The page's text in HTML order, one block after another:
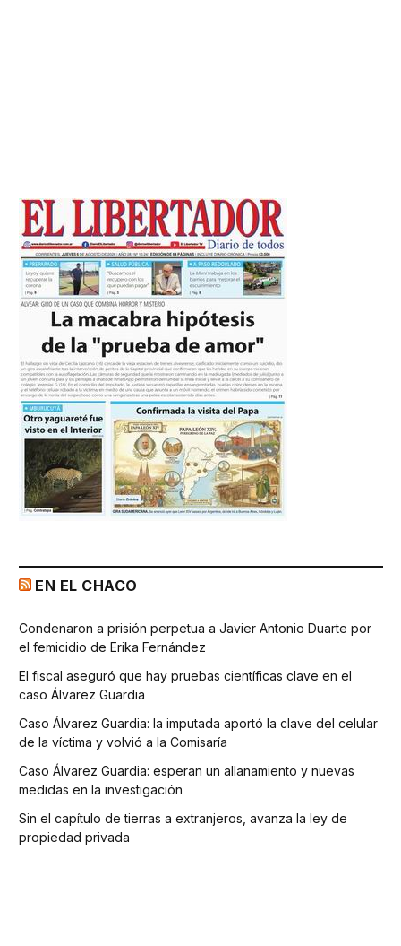
EN EL CHACO
Condenaron a prisión perpetua a Javier Antonio Duarte por
el femicidio de Erika Fernández
El fiscal aseguró que hay pruebas científicas clave en el
caso Álvarez Guardia
Caso Álvarez Guardia: la imputada aportó la clave del celular
de la víctima y volvió a la Comisaría
Caso Álvarez Guardia: esperan un allanamiento y nuevas
medidas en la investigación
Sin el capítulo de tierras a extranjeros, avanza la ley de
propiedad privada